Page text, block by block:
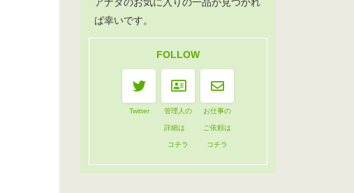
ば幸いです。
FOLLOW
Twitter 管理人の
詳細は
コチラ
お仕事の
ご依頼は
コチラ